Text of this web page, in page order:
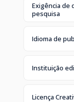
Exigência de
pesquisa
Idioma de
Instituição
Licença